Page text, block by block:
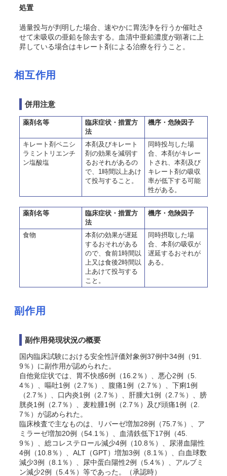
処置
過量投与が判明した場合、速やかに胃洗浄を行うか催吐さ
せて未吸収の亜鉛を除去する。血清中亜鉛濃度が顕著に上
昇している場合はキレート剤による治療を行うこと。
相互作用
併用注意
薬剤名等
臨床症状・措置方
法
機序・危険因子
キレート剤ペニシ
ラミントリエンチ
ン塩酸塩
本剤及びキレート
剤の効果を減弱す
るおそれがあるの
で、1時間以上あけ
て投与すること。
同時投与した場
合、本剤がキレー
トされ、本剤及び
キレート剤の吸収
率が低下する可能
性がある。
薬剤名等
臨床症状・措置方
法
機序・危険因子
食物
本剤の効果が遅延
するおそれがある
ので、食前1時間以
上又は食後2時間以
上あけて投与する
こと。
同時摂取した場
合、本剤の吸収が
遅延するおそれが
ある。
副作用
副作用発現状況の概要
国内臨床試験における安全性評価対象例37例中34例（91.
9％）に副作用が認められた。
自他覚症状では、胃不快感6例（16.2％）、悪心2例（5.
4％）、嘔吐1例（2.7％）、腹痛1例（2.7％）、下痢1例
（2.7％）、口内炎1例（2.7％）、肝腫大1例（2.7％）、膀
胱炎1例（2.7％）、麦粒腫1例（2.7％）及び頭痛1例（2.
7％）が認められた。
臨床検査で主なものは、リパーゼ増加28例（75.7％）、ア
ミラーゼ増加20例（54.1％）、血清鉄低下17例（45.
9％）、総コレステロール減少4例（10.8％）、尿潜血陽性
4例（10.8％）、ALT（GPT）増加3例（8.1％）、白血球数
減少3例（8.1％）、尿中蛋白陽性2例（5.4％）、アルブミ
ン減少2例（5.4％）等であった。（承認時）